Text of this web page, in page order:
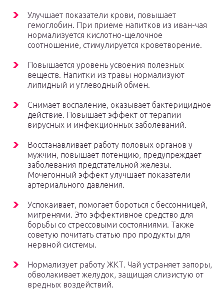
Улучшает показатели крови, повышает
гемоглобин. При приеме напитков из иван-чая
нормализуется кислотно-щелочное
соотношение, стимулируется кроветворение.
Повышается уровень усвоения полезных
веществ. Напитки из травы нормализуют
липидный и углеводный обмен.
Снимает воспаление, оказывает бактерицидное
действие. Повышает эффект от терапии
вирусных и инфекционных заболеваний.
Восстанавливает работу половых органов у
мужчин, повышает потенцию, предупреждает
заболевания предстательной железы.
Мочегонный эффект улучшает показатели
артериального давления.
Успокаивает, помогает бороться с бессонницей,
мигренями. Это эффективное средство для
борьбы со стрессовыми состояниями. Также
советую почитать статью про продукты для
нервной системы.
Нормализует работу ЖКТ. Чай устраняет запоры,
обволакивает желудок, защищая слизистую от
вредных воздействий.